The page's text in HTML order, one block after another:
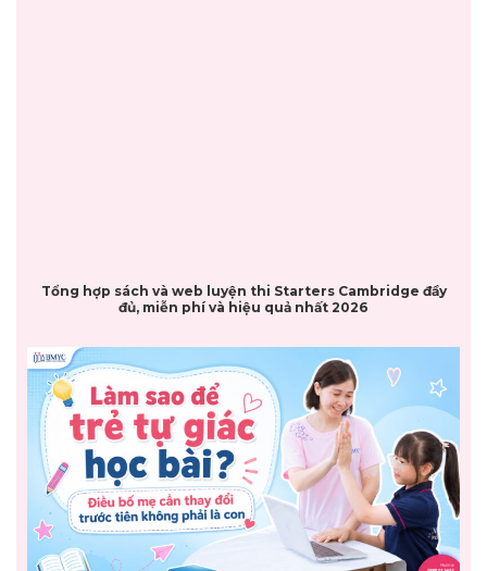
Tổng hợp sách và web luyện thi Starters Cambridge đầy
đủ, miễn phí và hiệu quả nhất 2026